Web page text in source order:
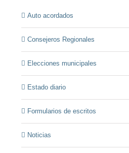
Auto acordados
Consejeros Regionales
Elecciones municipales
Estado diario
Formularios de escritos
Noticias